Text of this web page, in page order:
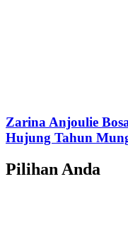
Zarina Anjoulie
Hujung Tahun
Pilihan Anda